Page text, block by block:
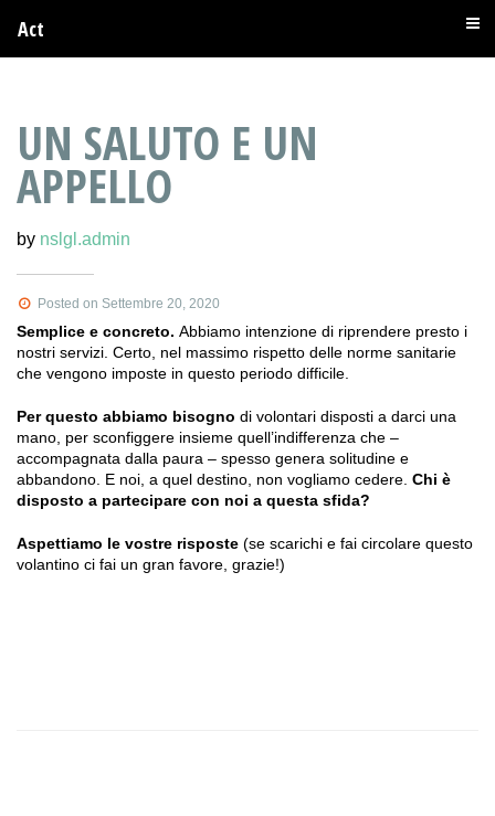
Act
UN SALUTO E UN
APPELLO
by nslgl.admin
Posted on Settembre 20, 2020
Semplice e concreto. Abbiamo intenzione di riprendere presto i
nostri servizi. Certo, nel massimo rispetto delle norme sanitarie
che vengono imposte in questo periodo difficile.
Per questo abbiamo bisogno di volontari disposti a darci una
mano, per sconfiggere insieme quell’indifferenza che –
accompagnata dalla paura – spesso genera solitudine e
abbandono. E noi, a quel destino, non vogliamo cedere. Chi è
disposto a partecipare con noi a questa sfida?
Aspettiamo le vostre risposte (se scarichi e fai circolare questo
volantino ci fai un gran favore, grazie!)